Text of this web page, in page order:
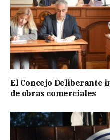
El Concejo Deliberante
de obras comerciales